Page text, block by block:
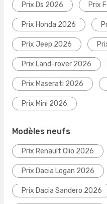
Prix Ds 2026 Prix
Prix Honda 2026
Prix Jeep 2026
Prix Land-rover 2026
Prix Maserati 2026
Prix Mini 2026
Modèles neufs
Prix Renault Clio 2026
Prix Dacia Logan 2026
Prix Dacia Sandero 2026